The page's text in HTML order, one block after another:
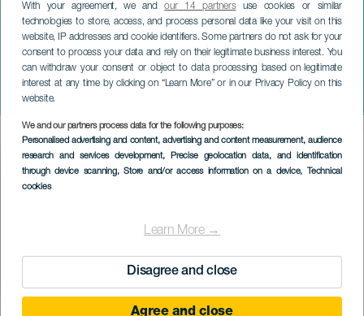
With your agreement, we andour 14 partnersuse cookies or similar
technologies to store, access, and process personal data like your visit on this
website, IP addresses and cookie identifiers. Some partners do not ask for your
consent to process your data and rely on their legitimate business interest. You
can withdraw your consent or object to data processing based on legitimate
interest at any time by clicking on “Learn More” or in our Privacy Policy on this
website.
We and our partners process data for the following purposes:
Personalised advertising and content, advertising and content measurement, audience
research and services development, Precise geolocation data, and identification
through device scanning, Store and/or access information on a device, Technical
cookies
Learn More →
Disagree and close
Agree and close
Antigone Nera
TENERIFE
Imagen
Listado